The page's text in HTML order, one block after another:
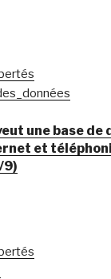
une base de
et
9)